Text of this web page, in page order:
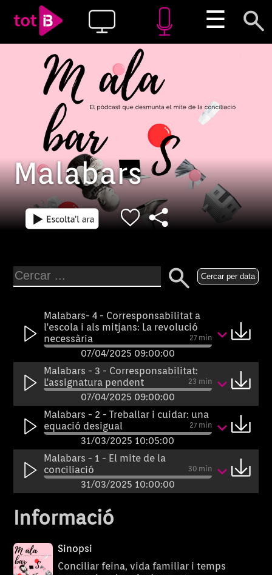
☰
Malabars
Cercar per data
Malabars- 4 - Corresponsabilitat a
l'escola i als mitjans: La revolució
necessària
27 min
07/04/2025 09:00:00
Malabars - 3 - Corresponsabilitat:
L'assignatura pendent
23 min
07/04/2025 09:00:00
Malabars - 2 - Treballar i cuidar: una
equació desigual
27 min
31/03/2025 10:05:00
Malabars - 1 - El mite de la
conciliació
30 min
31/03/2025 10:00:00
Informació
Sinopsi
Conciliar feina, vida familiar i temps